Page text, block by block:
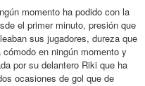
momento ha podido con la
el primer minuto, presión que
sus jugadores, dureza que
en ningún momento y
por su delantero Riki que ha
ocasiones de gol que de